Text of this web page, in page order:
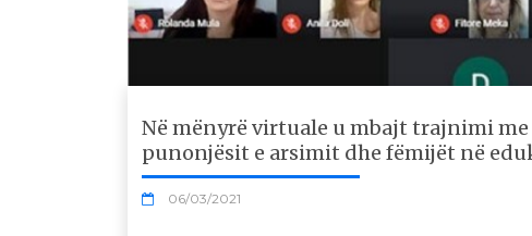
Në mënyrë virtuale u mbajt trajnimi
punonjësit e arsimit dhe fëmijët në
06/03/2021